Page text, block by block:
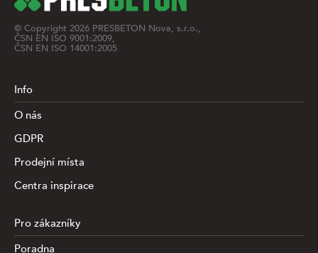
© Copyright 2026 PRESBETON Nova, s.r.o.,
ČSN EN ISO 9001:2009,
ČSN EN ISO 14001:2005
Info
O nás
GDPR
Prodejní místa
Centra inspirace
Pro zákazníky
Poradna